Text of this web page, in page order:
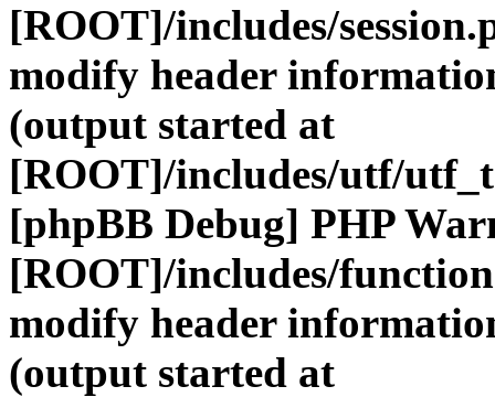
[ROOT]/includes/
modify header
(output started at
[ROOT]/includes/utf/
[phpBB Debug] PHP
[ROOT]/includes/
modify header
(output started at